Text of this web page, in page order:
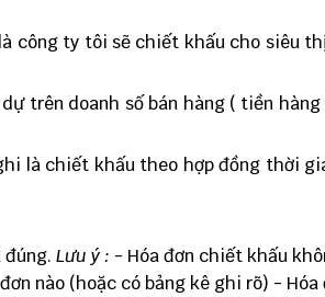
công ty tôi sẽ chiết khấu cho siêu
trên doanh số bán hàng ( tiền
là chiết khấu theo hợp đồng thời
Lưu ý : - Hóa đơn chiết khấu
nào (hoặc có bảng kê ghi rõ) -